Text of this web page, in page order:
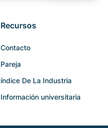
Recursos
Contacto
Pareja
índice De La Industria
Información universitaria